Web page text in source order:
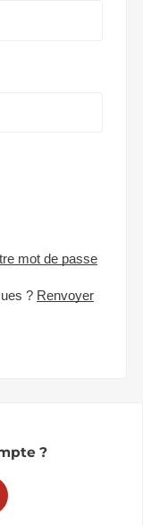
mot de passe
? Renvoyer
?